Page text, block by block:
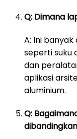
Q: Dimana
A: Ini
seperti suku
dan
aplikasi
aluminium.
Q: